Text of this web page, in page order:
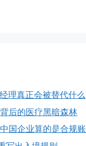
理真正会被替代什么
后的医疗黑暗森林
国企业算的是合规账